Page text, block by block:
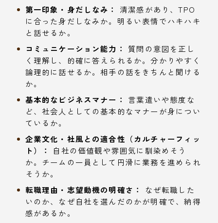
第一印象・身だしなみ：
清潔感があり、TPO
に合った身だしなみか。明るい表情でハキハキ
と話せるか。
コミュニケーション能力： 質問の意図を正し
く理解し、的確に答えられるか。分かりやすく
論理的に話せるか。相手の話をきちんと聞ける
か。
基本的なビジネスマナー：
言葉遣いや態度な
ど、社会人としての基本的なマナーが身につい
ているか。
企業文化・社風との適合性（カルチャーフィッ
ト）：
自社の価値観や雰囲気に馴染めそう
か。チームの一員として円滑に業務を進められ
そうか。
転職理由・志望動機の明確さ：
なぜ転職した
いのか、なぜ自社を選んだのかが明確で、納得
感があるか。